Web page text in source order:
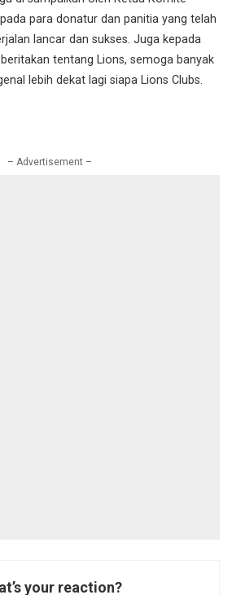
para donatur dan panitia yang telah
lancar dan sukses. Juga kepada
tentang Lions, semoga banyak
lebih dekat lagi siapa Lions Clubs.
– Advertisement –
your reaction?